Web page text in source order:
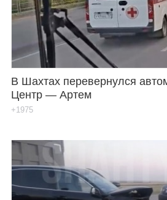
В Шахтах перевернулся
Центр — Артем
+1975